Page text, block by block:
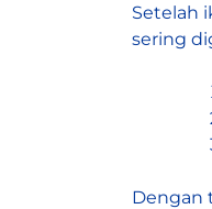
Setelah
sering
Dengan